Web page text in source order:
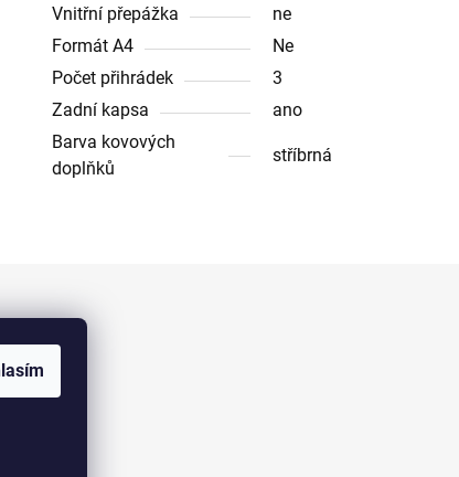
Vnitřní přepážka
ne
Formát A4
Ne
Počet přihrádek
3
Zadní kapsa
ano
Barva kovových
doplňků
stříbrná